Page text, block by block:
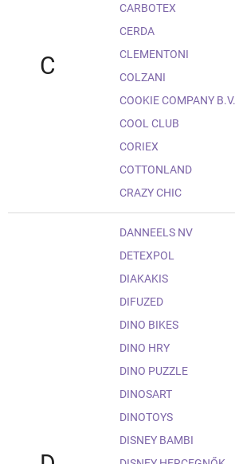
C
CARBOTEX
CERDA
CLEMENTONI
COLZANI
COOKIE COMPANY B.V.
COOL CLUB
CORIEX
COTTONLAND
CRAZY CHIC
DANNEELS NV
DETEXPOL
DIAKAKIS
DIFUZED
DINO BIKES
DINO HRY
DINO PUZZLE
DINOSART
DINOTOYS
DISNEY BAMBI